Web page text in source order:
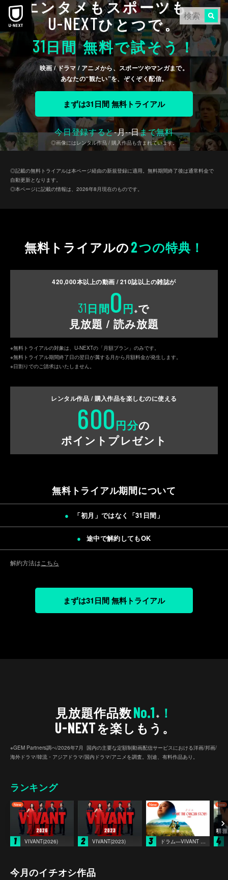
本文へスキップエンタメもスポーツも、
U-NEXTひとつで。
31日間 無料で試そう！
映画 / ドラマ / アニメから、スポーツやマンガまで。
あなたの“観たい”を、ぞくぞく配信。
まずは31日間 無料トライアル
今日登録すると-月--日まで無料
◎画像にはレンタル作品 / 購入作品も含まれています。
◎記載の無料トライアルは本ページ経由の新規登録に適用。無料期間終了後は通常料金で
自動更新となります。
◎本ページに記載の情報は、2026年8月現在のものです。
無料トライアルの2つの特典！
420,000本以上の動画 /210誌以上の雑誌が
31日間0円 ※で
見放題 / 読み放題
※無料トライアルの対象は、U-NEXTの「月額プラン」のみです。
※無料トライアル期間終了日の翌日が属する月から月額料金が発生します。
※日割りでのご請求はいたしません。
レンタル作品 / 購入作品を楽しむのに使える
600円分の
ポイントプレゼント
無料トライアル期間について
「初月」ではなく「31日間 」
途中で解約してもOK
解約方法は こちら
まずは31日間 無料トライアル
見放題作品数No.1 ※
！
U-NEXTを楽しもう。
※GEM Partners調べ/2026年7⽉ 国内の主要な定額制動画配信サービスにおける洋画/邦画/
海外ドラマ/韓流・アジアドラマ/国内ドラマ/アニメを調査。別途、有料作品あり。
ランキング
1 VIVANT(2026) 2 VIVANT(2023) 3 ドラム―VIVANT THE ORIGIN STORY― 4
今月のイチオシ作品